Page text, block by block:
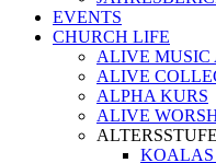
EVENTS
CHURCH LIFE
ALIVE MUSIC
ALIVE
ALPHA KURS
ALIVE
KOALAS